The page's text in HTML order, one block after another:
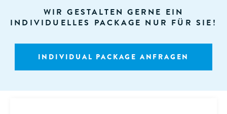
WIR GESTALTEN GERNE EIN
INDIVIDUELLES PACKAGE NUR FÜR SIE!
INDIVIDUAL PACKAGE ANFRAGEN